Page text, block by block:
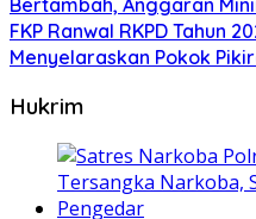
FKP Ranwal RKPD Tahun
Menyelaraskan Pokok
Hukrim